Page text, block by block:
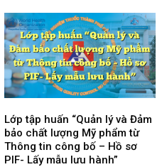
Lớp tập huấn “Quản lý và Đảm
bảo chất lượng Mỹ phẩm từ
Thông tin công bố – Hồ sơ
PIF- Lấy mẫu lưu hành”